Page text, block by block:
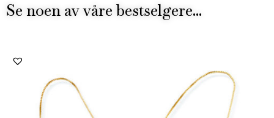
Se noen av våre bestselgere...